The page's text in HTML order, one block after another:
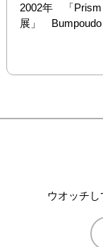
2002年　「
展」　
2003年　「第9
2006年　「
print」　FAB
2008年　「
Arts Building（
ウオッチし